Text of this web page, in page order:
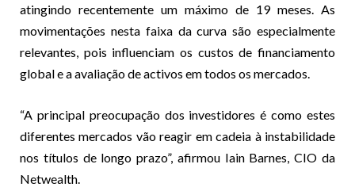
atingindo recentemente um máximo de 19 meses. As
movimentações nesta faixa da curva são especialmente
relevantes, pois influenciam os custos de financiamento
global e a avaliação de activos em todos os mercados.
“A principal preocupação dos investidores é como estes
diferentes mercados vão reagir em cadeia à instabilidade
nos títulos de longo prazo”, afirmou Iain Barnes, CIO da
Netwealth.